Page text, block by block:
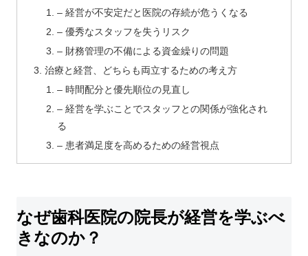
– 経営が不安定だと医院の存続が危うくなる
– 優秀なスタッフを失うリスク
– 財務管理の不備による資金繰りの問題
治療と経営、どちらも両立するための考え方
– 時間配分と優先順位の見直し
– 経営を学ぶことでスタッフとの関係が強化され
る
– 患者満足度を高めるための経営視点
なぜ歯科医院の院長が経営を学ぶべ
きなのか？